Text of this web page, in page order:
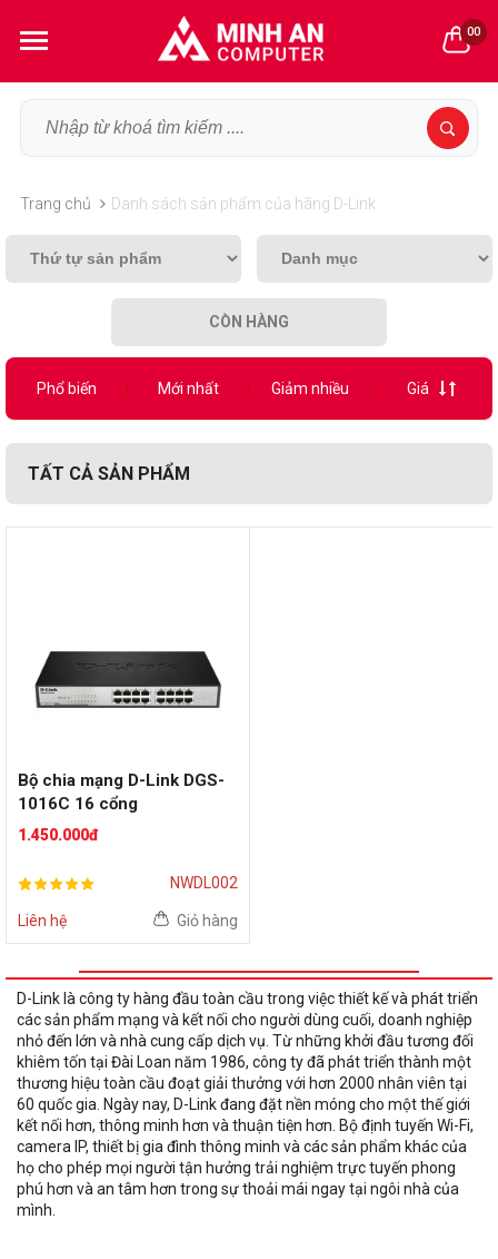
00
Trang chủ Danh sách sản phẩm của hãng D-Link
CÒN HÀNG
Phổ biến Mới nhất Giảm nhiều Giá
TẤT CẢ SẢN PHẨM
Bộ chia mạng D-Link DGS-
1016C 16 cổng
1.450.000đ
NWDL002
Liên hệ Giỏ hàng
D-Link là công ty hàng đầu toàn cầu trong việc thiết kế và phát triển
các sản phẩm mạng và kết nối cho người dùng cuối, doanh nghiệp
nhỏ đến lớn và nhà cung cấp dịch vụ. Từ những khởi đầu tương đối
khiêm tốn tại Đài Loan năm 1986, công ty đã phát triển thành một
thương hiệu toàn cầu đoạt giải thưởng với hơn 2000 nhân viên tại
60 quốc gia. Ngày nay, D-Link đang đặt nền móng cho một thế giới
kết nối hơn, thông minh hơn và thuận tiện hơn. Bộ định tuyến Wi-Fi,
camera IP, thiết bị gia đình thông minh và các sản phẩm khác của
họ cho phép mọi người tận hưởng trải nghiệm trực tuyến phong
phú hơn và an tâm hơn trong sự thoải mái ngay tại ngôi nhà của
mình.